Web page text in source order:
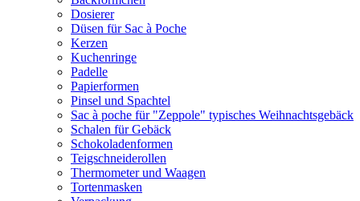
Dosierer
Düsen für Sac à Poche
Kerzen
Kuchenringe
Padelle
Papierformen
Pinsel und Spachtel
Sac à poche für "Zeppole" typisches Weihnachtsgebäck
Schalen für Gebäck
Schokoladenformen
Teigschneiderollen
Thermometer und Waagen
Tortenmasken